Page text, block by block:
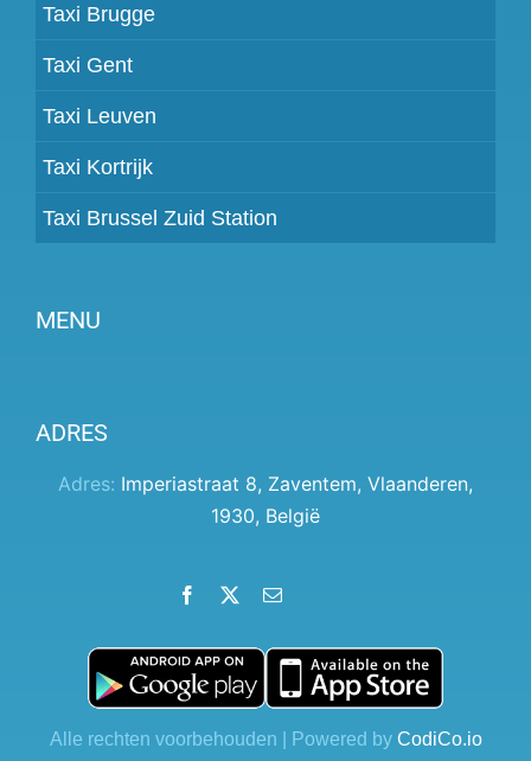
Taxi Brugge
Taxi Gent
Taxi Leuven
Taxi Kortrijk
Taxi Brussel Zuid Station
MENU
Prijzen
Klantenpaneel
Algemene voorwaarden
Contact
Blog
ADRES
Adres: Imperiastraat 8, Zaventem, Vlaanderen,
1930, België
Facebook Email
Alle rechten voorbehouden | Powered by CodiCo.io